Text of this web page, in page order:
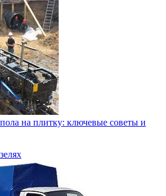
на плитку: ключевые советы и